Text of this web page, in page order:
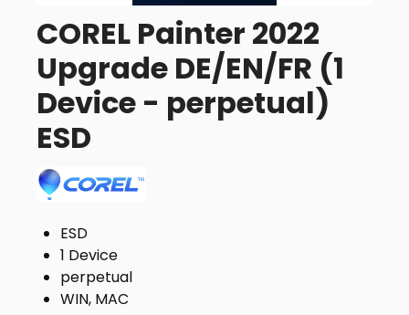
COREL Painter 2022
Upgrade DE/EN/FR (1
Device - perpetual)
ESD
ESD
1 Device
perpetual
WIN, MAC